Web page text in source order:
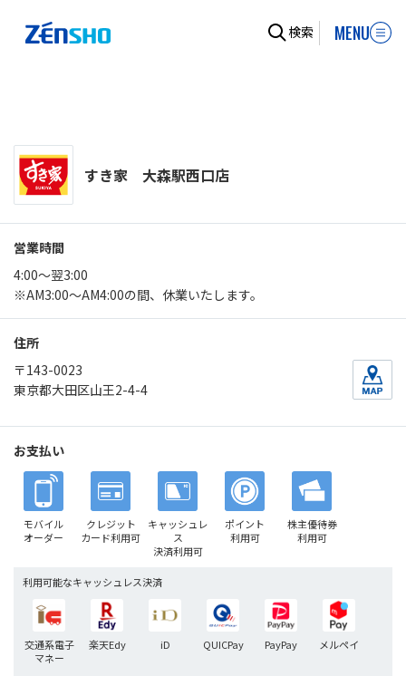
検索 MENU
すき家 大森駅西口店
営業時間
4:00～翌3:00
※AM3:00～AM4:00の間、休業いたします。
住所
〒143-0023
東京都大田区山王2-4-4
お支払い
モバイル
オーダー
クレジット
カード利用可
キャッシュレ
ス
決済利用可
ポイント
利用可
株主優待券
利用可
利用可能なキャッシュレス決済
交通系電子
マネー
楽天Edy iD QUICPay PayPay メルペイ